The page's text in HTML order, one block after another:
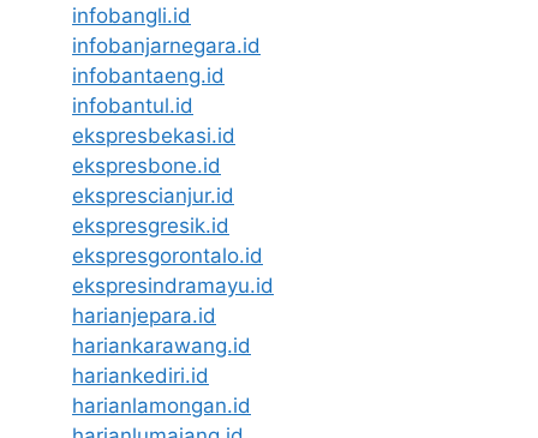
infobangli.id
infobanjarnegara.id
infobantaeng.id
infobantul.id
ekspresbekasi.id
ekspresbone.id
eksprescianjur.id
ekspresgresik.id
ekspresgorontalo.id
ekspresindramayu.id
harianjepara.id
hariankarawang.id
hariankediri.id
harianlamongan.id